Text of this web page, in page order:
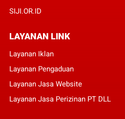
SIJI.OR.ID
LAYANAN LINK
Layanan Iklan
Layanan Pengaduan
Layanan Jasa Website
Layanan Jasa Perizinan PT DLL